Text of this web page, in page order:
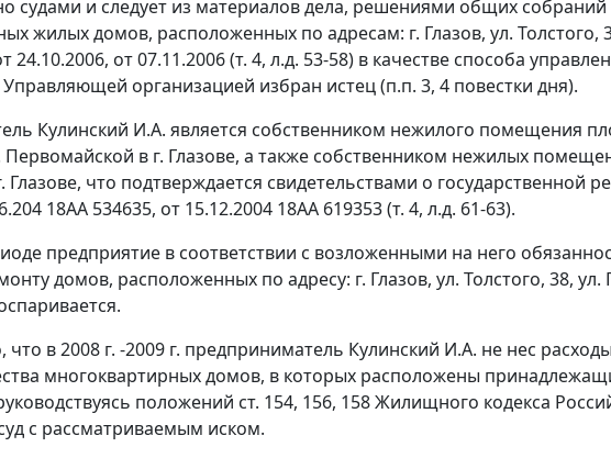
судами и следует из материалов дела, решениями общих
жилых домов, расположенных по адресам: г. Глазов, ул.
24.10.2006, от 07.11.2006 (т. 4, л.д. 53-58) в качестве способа
организацией избран истец (п.п. 3, 4 повестки дня).
Кулинский И.А. является собственником нежилого помещения
Первомайской в г. Глазове, а также собственником нежилых
Глазове, что подтверждается свидетельствами о государственной
18АА 534635, от 15.12.2004 18АА 619353 (т. 4, л.д. 61-63).
предприятие в соответствии с возложенными на него
домов, расположенных по адресу: г. Глазов, ул. Толстого, 38,
что в 2008 г. -2009 г. предприниматель Кулинский И.А. не нес
многоквартирных домов, в которых расположены
положений ст. 154, 156, 158Жилищного кодекса
с рассматриваемым иском.